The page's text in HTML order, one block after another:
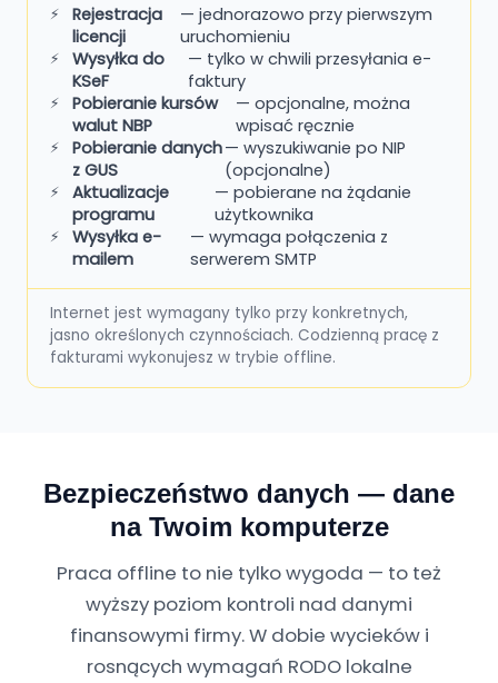
Rejestracja
licencji
— jednorazowo przy pierwszym
uruchomieniu
Wysyłka do
KSeF
— tylko w chwili przesyłania e-
faktury
Pobieranie kursów
walut NBP
— opcjonalne, można
wpisać ręcznie
Pobieranie danych
z GUS
— wyszukiwanie po NIP
(opcjonalne)
Aktualizacje
programu
— pobierane na żądanie
użytkownika
Wysyłka e-
mailem
— wymaga połączenia z
serwerem SMTP
Internet jest wymagany tylko przy konkretnych,
jasno określonych czynnościach. Codzienną pracę z
fakturami wykonujesz w trybie offline.
Bezpieczeństwo danych — dane
na Twoim komputerze
Praca offline to nie tylko wygoda — to też
wyższy poziom kontroli nad danymi
finansowymi firmy. W dobie wycieków i
rosnących wymagań RODO lokalne